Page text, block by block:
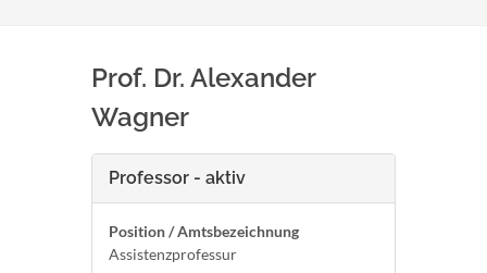
Prof. Dr. Alexander
Wagner
Professor - aktiv
Position / Amtsbezeichnung
Assistenzprofessur